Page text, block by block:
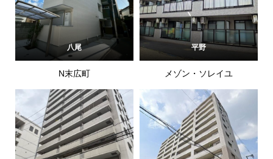
八尾
N末広町
平野
メゾン・ソレイユ